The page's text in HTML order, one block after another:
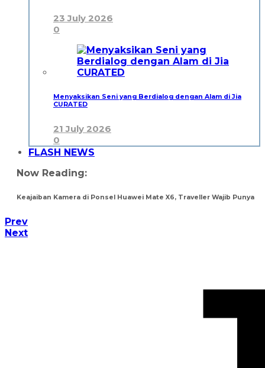
23 July 2026
0
Menyaksikan Seni yang Berdialog dengan Alam di Jia
CURATED
21 July 2026
0
FLASH NEWS
Now Reading:
Keajaiban Kamera di Ponsel Huawei Mate X6, Traveller Wajib Punya
Prev
Next